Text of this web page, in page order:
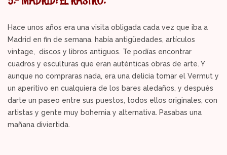
Hace unos años era una visita obligada cada vez que iba a
Madrid en fin de semana. había antigüedades, artículos
vintage, discos y libros antiguos. Te podías encontrar
cuadros y esculturas que eran auténticas obras de arte. Y
aunque no compraras nada, era una delicia tomar el Vermut y
un aperitivo en cualquiera de los bares aledaños, y después
darte un paseo entre sus puestos, todos ellos originales, con
artistas y gente muy bohemia y alternativa. Pasabas una
mañana diviertida.